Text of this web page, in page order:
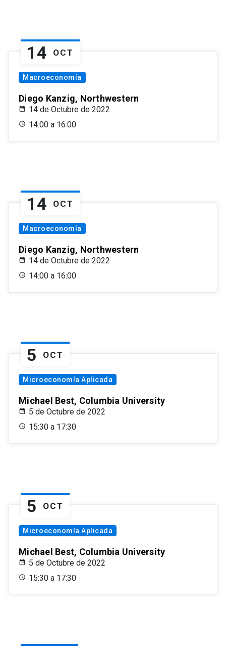
14 OCT
Macroeconomía
Diego Kanzig, Northwestern
14 de Octubre de 2022
14:00 a 16:00
14 OCT
Macroeconomía
Diego Kanzig, Northwestern
14 de Octubre de 2022
14:00 a 16:00
5 OCT
Microeconomía Aplicada
Michael Best, Columbia University
5 de Octubre de 2022
15:30 a 17:30
5 OCT
Microeconomía Aplicada
Michael Best, Columbia University
5 de Octubre de 2022
15:30 a 17:30